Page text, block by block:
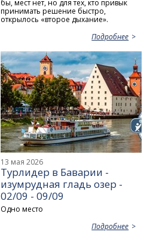
бы, мест нет, но для тех, кто привык
принимать решение быстро,
открылось «второе дыхание».
Подробнее
13 мая 2026
Турлидер в Баварии -
изумрудная гладь озер -
02/09 - 09/09
Одно место
Подробнее